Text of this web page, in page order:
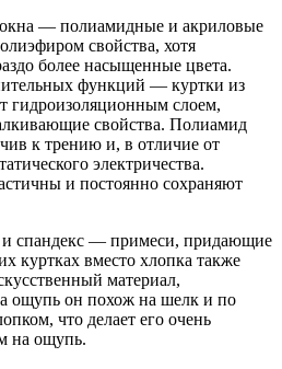
— полиамидные и акриловые
свойства, хотя
более насыщенные цвета.
функций — куртки из
гидроизоляционным слоем,
свойства. Полиамид
к трению и, в отличие от
электричества.
и постоянно сохраняют
и спандекс — примеси, придающие
куртках вместо хлопка также
материал,
ощупь он похож на шелк и по
что делает его очень
на ощупь.